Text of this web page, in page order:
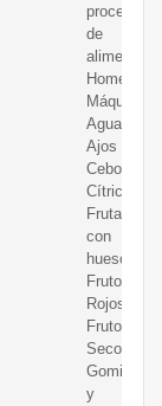
procesado
de
alimentos.
Home
Máquinas
Aguacates
Ajos
Cebollas
Cítricos
Fruta
con
hueso
Frutos
Rojos
Frutos
Secos
Gominolas
y